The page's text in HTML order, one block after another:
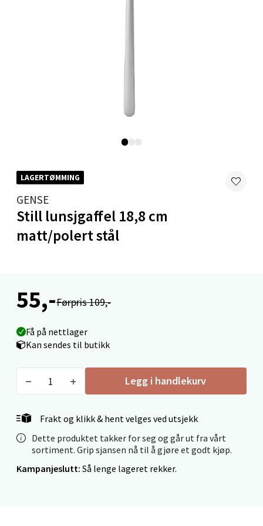
LAGERTØMMING
GENSE
Still lunsjgaffel 18,8 cm
matt/polert stål
55,-Førpris 109,-
Få på nettlager
Kan sendes til butikk
Legg i handlekurv
Frakt og klikk & hent velges ved utsjekk
Dette produktet takker for seg og går ut fra vårt
sortiment. Grip sjansen nå til å gjøre et godt kjøp.
Kampanjeslutt: Så lenge lageret rekker.
Stavanger og Sandnes - Thon
Senter Madla
0 i butikk
Levanger - Magneten
Moafjæra 14, 7606 Levanger
Åpent i dag 10-18
0 i butikk